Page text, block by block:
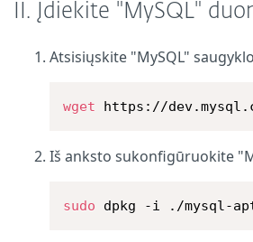
II. Įdiekite "MySQL"
Atsisiųskite "MySQL"
wget https://
Iš anksto sukonfigūruokite
sudo dpkg -i ./mysql-